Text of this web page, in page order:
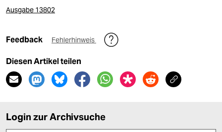
Ausgabe 13802
Feedback Fehlerhinweis
Diesen Artikel teilen
Login zur Archivsuche